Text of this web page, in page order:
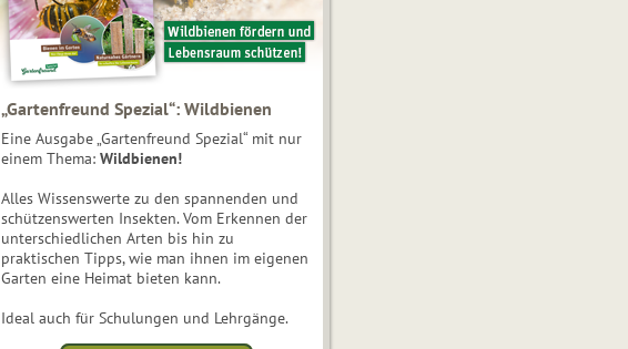
„Gartenfreund Spezial“: Wildbienen
Eine Ausgabe „Gartenfreund Spezial“ mit nur
einem Thema: Wildbienen!
Alles Wissenswerte zu den spannenden und
schützenswerten Insekten. Vom Erkennen der
unterschiedlichen Arten bis hin zu
praktischen Tipps, wie man ihnen im eigenen
Garten eine Heimat bieten kann.
Ideal auch für Schulungen und Lehrgänge.